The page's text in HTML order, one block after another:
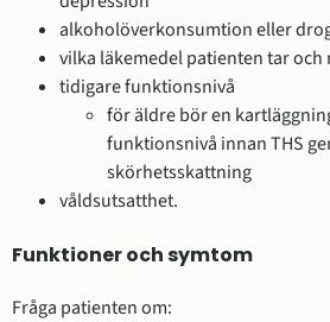
alkoholöverkonsumtion eller
vilka läkemedel patienten tar och
tidigare funktionsnivå
för äldre bör en
funktionsnivå innan THS
skörhetsskattning
våldsutsatthet.
Funktioner och symtom
Fråga patienten om: